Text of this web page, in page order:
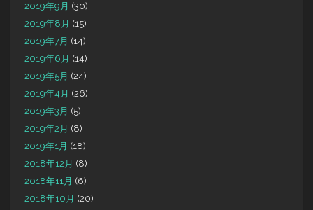
2019年9月 (30)
2019年8月 (15)
2019年7月 (14)
2019年6月 (14)
2019年5月 (24)
2019年4月 (26)
2019年3月 (5)
2019年2月 (8)
2019年1月 (18)
2018年12月 (8)
2018年11月 (6)
2018年10月 (20)